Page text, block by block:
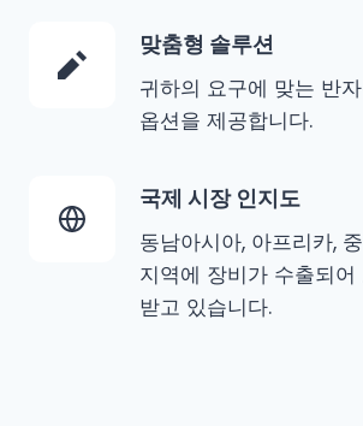
맞춤형 솔루션
귀하의 요구에 맞는 반
옵션을 제공합니다.
국제 시장 인지도
동남아시아, 아프리카,
지역에 장비가 수출되
받고 있습니다.